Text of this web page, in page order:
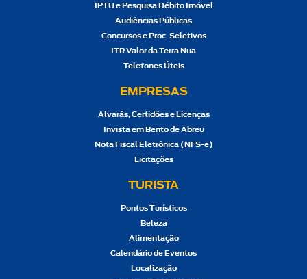
IPTU e Pesquisa Débito Imóvel
Audiências Públicas
Concursos e Proc. Seletivos
ITR Valor da Terra Nua
Telefones Úteis
EMPRESAS
Alvarás, Certidões e Licenças
Invista em Bento de Abreu
Nota Fiscal Eletrônica (NFS-e)
Licitações
TURISTA
Pontos Turísticos
Beleza
Alimentação
Calendário de Eventos
Localização